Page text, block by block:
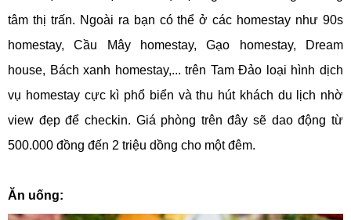
tâm thị trấn. Ngoài ra bạn có thể ở các homestay như 90s
homestay, Cầu Mây homestay, Gạo homestay, Dream
house, Bách xanh homestay,... trên Tam Đảo loại hình dịch
vụ homestay cực kì phổ biển và thu hút khách du lịch nhờ
view đẹp để checkin. Giá phòng trên đây sẽ dao động từ
500.000 đồng đến 2 triệu dồng cho một đêm.
Ăn uống: